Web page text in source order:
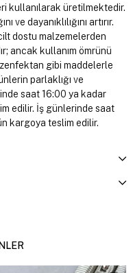
kullanılarak üretilmektedir.
ve dayanıklılığını artırır.
dostu malzemelerden
ancak kullanım ömrünü
gibi maddelerle
parlaklığı ve
saat 16:00 ya kadar
edilir. İş günlerinde saat
kargoya teslim edilir.